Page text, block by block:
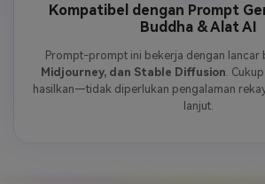
Kompatibel dengan Prompt
Buddha & Alat AI
Prompt-prompt ini bekerja dengan lancar
Midjourney, dan Stable Diffusion .
hasilkan—tidak diperlukan pengalaman
lanjut.